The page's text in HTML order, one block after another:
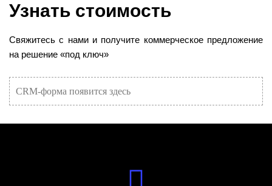
Узнать стоимость
Свяжитесь с нами и получите коммерческое предложение
на решение «под ключ»
CRM-форма появится здесь